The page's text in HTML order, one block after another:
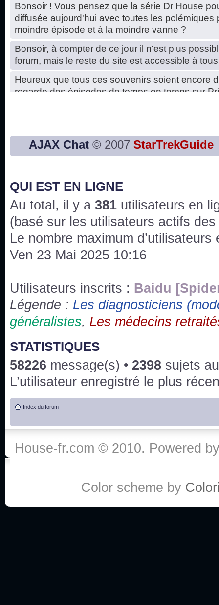
Bonsoir ! Vous pensez que la série Dr House
diffusée aujourd'hui avec toutes les polémiques
moindre épisode et à la moindre vanne ?
Bonsoir, à compter de ce jour il n'est plus
forum, mais le reste du site est accessible à
Heureux que tous ces souvenirs soient encore
regarde des épisodes de temps en temps sur
Bon, 2020, ça n'a pas trop marché. JE vous
issus des saisons 6; 7 et 8 !
Bonne année 2020 !
Bonne année 2019 !
Joyeux Noël !
Bonne année tout le monde !
Un peu de ménage, spams supprimés. Depuis
chaines françaises diffusent House, HD1 et
3x24 Human Error mais je suis pas sur
Bonjour j'aimerais que l'on m'aide à trouver un
qu'une personne fait un arrêt cardiaque mais
:he:
Salut tout le monde ! Je me fais un petit après
AJAX Chat © 2007 StarTrekGuide
QUI EST EN LIGNE
Au total, il y a 381 utilisateurs en
(basé sur les utilisateurs actifs
Le nombre maximum
Ven 23 Mai 2025 10:16
Utilisateurs inscrits : Baidu
Légende : Les diagnosticiens
généralistes, Les médecins
STATISTIQUES
58226 message(s) • 2398 sujets
L’utilisateur enregistré le plus
Index du forum
House-fr.com © 2010. Powered
Color scheme by